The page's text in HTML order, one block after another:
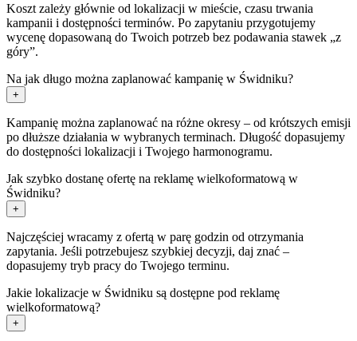
Koszt zależy głównie od lokalizacji w mieście, czasu trwania
kampanii i dostępności terminów. Po zapytaniu przygotujemy
wycenę dopasowaną do Twoich potrzeb bez podawania stawek „z
góry”.
Na jak długo można zaplanować kampanię w Świdniku?
+
Kampanię można zaplanować na różne okresy – od krótszych emisji
po dłuższe działania w wybranych terminach. Długość dopasujemy
do dostępności lokalizacji i Twojego harmonogramu.
Jak szybko dostanę ofertę na reklamę wielkoformatową w
Świdniku?
+
Najczęściej wracamy z ofertą w parę godzin od otrzymania
zapytania. Jeśli potrzebujesz szybkiej decyzji, daj znać –
dopasujemy tryb pracy do Twojego terminu.
Jakie lokalizacje w Świdniku są dostępne pod reklamę
wielkoformatową?
+